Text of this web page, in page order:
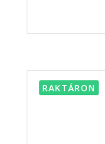
RAKTÁRON